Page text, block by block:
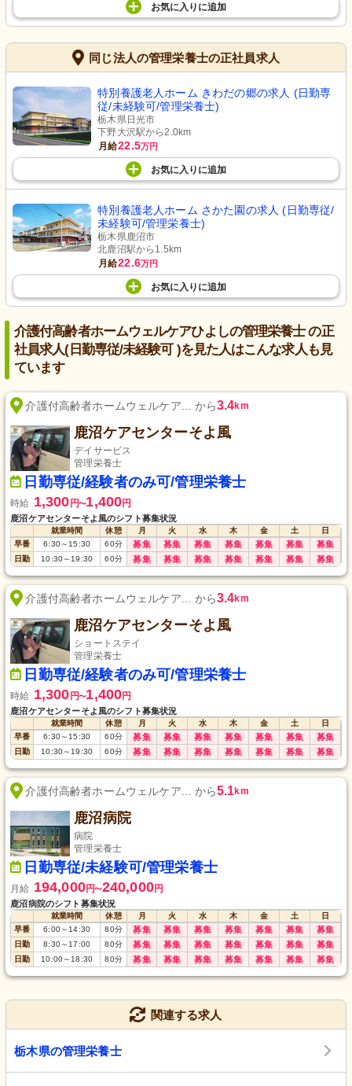
お気に入り に追加
同じ法人の管理栄養士の正社員求人
特別養護老人ホーム きわだの郷の求人 (日勤専
従/未経験可/管理栄養士)
栃木県日光市
下野大沢駅から2.0km
月給22.5万円
お気に入り に追加
特別養護老人ホーム さかた園の求人 (日勤専従/
未経験可/管理栄養士)
栃木県鹿沼市
北鹿沼駅から1.5km
月給22.6万円
お気に入り に追加
介護付高齢者ホームウェルケアひよしの管理栄養士 の正
社員求人(日勤専従/未経験可 )を見た人はこんな求人も見
ています
介護付高齢者ホームウェルケア... から3.4km
鹿沼ケアセンターそよ風
デイサービス
管理栄養士
日勤専従/経験者のみ可/管理栄養士
時給 1,300 円〜1,400円
鹿沼ケアセンターそよ風のシフト募集状況
就業時間 休憩 月 火 水 木 金 土
日
早番
6:30～15:30 60分 募集 募集 募集 募集 募集 募集 募集
日勤 10:30～19:30 60分 募集 募集 募集 募集 募集 募集 募集
介護付高齢者ホームウェルケア... から3.4km
鹿沼ケアセンターそよ風
ショートステイ
管理栄養士
日勤専従/経験者のみ可/管理栄養士
時給 1,300 円〜1,400円
鹿沼ケアセンターそよ風のシフト募集状況
就業時間 休憩 月 火 水 木 金 土
日
早番
6:30～15:30 60分 募集 募集 募集 募集 募集 募集 募集
日勤 10:30～19:30 60分 募集 募集 募集 募集 募集 募集 募集
介護付高齢者ホームウェルケア... から5.1km
鹿沼病院
病院
管理栄養士
日勤専従/未経験可/管理栄養士
月給 194,000円〜240,000円
鹿沼病院のシフト募集状況
就業時間 休憩 月 火 水 木 金 土
日
早番
6:00～14:30 80分 募集 募集 募集 募集 募集 募集 募集
日勤 8:30～17:00 80分 募集 募集 募集 募集 募集 募集 募集
日勤 10:00～18:30 80分 募集 募集 募集 募集 募集 募集 募集
関連する求人
栃木県の管理栄養士